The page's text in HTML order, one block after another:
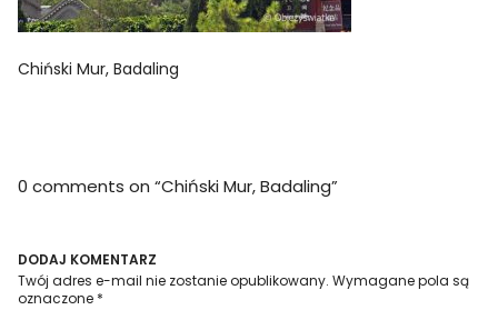
Dom na kółkach
Chiński Mur, Badaling
0 comments on “Chiński Mur, Badaling”
DODAJ KOMENTARZ
Twój adres e-mail nie zostanie opublikowany. Wymagane pola są
oznaczone *